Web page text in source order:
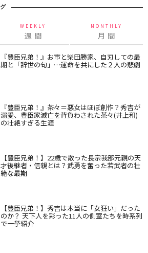
WEEKLY
週 間
MONTHLY
月 間
『豊臣兄弟！』お市と柴田勝家、自刃しての最
期と「辞世の句」…運命を共にした２人の悲劇
『豊臣兄弟！』茶々＝悪女はほぼ創作？秀吉が
溺愛、豊臣家滅亡を背負わされた茶々(井上和)
の壮絶すぎる生涯
【豊臣兄弟！】22歳で散った長宗我部元親の天
才後継者・信親とは？武勇を奮った若武者の壮
絶な最期
【豊臣兄弟！】秀吉は本当に「女狂い」だった
のか？ 天下人を彩った11人の側室たちを時系列
で一挙紹介